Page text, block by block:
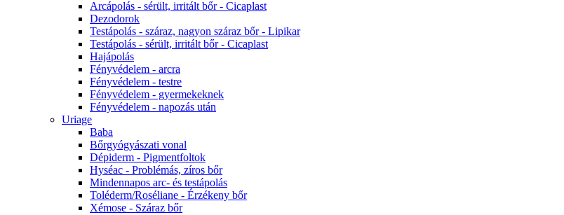
Arcápolás - sérült, irritált bőr - Cicaplast
Dezodorok
Testápolás - száraz, nagyon száraz bőr - Lipikar
Testápolás - sérült, irritált bőr - Cicaplast
Hajápolás
Fényvédelem - arcra
Fényvédelem - testre
Fényvédelem - gyermekeknek
Fényvédelem - napozás után
Uriage
Baba
Bőrgyógyászati vonal
Dépiderm - Pigmentfoltok
Hyséac - Problémás, zíros bőr
Mindennapos arc- és testápolás
Toléderm/Roséliane - Érzékeny bőr
Xémose - Száraz bőr